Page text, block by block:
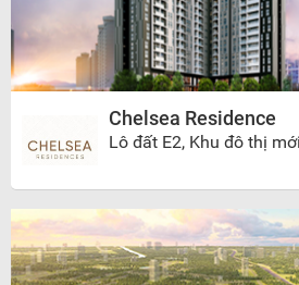
Chelsea Residence
Lô đất E2, Khu đô thị